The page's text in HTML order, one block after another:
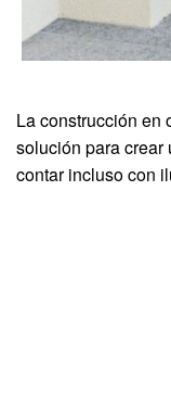
La construcción en
solución para crear
contar incluso con